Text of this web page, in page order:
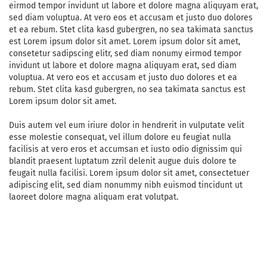
eirmod tempor invidunt ut labore et dolore magna aliquyam erat,
sed diam voluptua. At vero eos et accusam et justo duo dolores
et ea rebum. Stet clita kasd gubergren, no sea takimata sanctus
est Lorem ipsum dolor sit amet. Lorem ipsum dolor sit amet,
consetetur sadipscing elitr, sed diam nonumy eirmod tempor
invidunt ut labore et dolore magna aliquyam erat, sed diam
voluptua. At vero eos et accusam et justo duo dolores et ea
rebum. Stet clita kasd gubergren, no sea takimata sanctus est
Lorem ipsum dolor sit amet.
Duis autem vel eum iriure dolor in hendrerit in vulputate velit
esse molestie consequat, vel illum dolore eu feugiat nulla
facilisis at vero eros et accumsan et iusto odio dignissim qui
blandit praesent luptatum zzril delenit augue duis dolore te
feugait nulla facilisi. Lorem ipsum dolor sit amet, consectetuer
adipiscing elit, sed diam nonummy nibh euismod tincidunt ut
laoreet dolore magna aliquam erat volutpat.